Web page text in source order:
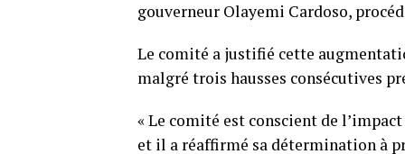
gouverneur Olayemi Cardoso,
Le comité a justifié cette
malgré trois hausses consécutives
« Le comité est conscient de
et il a réaffirmé sa détermination à